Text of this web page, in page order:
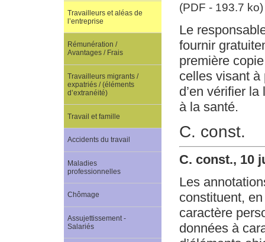
(PDF - 193.7 ko)
Le
fournir
première
celles visant à
d’en vérifier
à la santé.
C. const.
C. const., 10
Les
constituent,
caractère
données à
Travailleurs et aléas de
l’entreprise
Rémunération /
Avantages / Frais
Travailleurs migrants /
expatriés / (éléments
d’extranéité)
Travail et famille
Accidents du travail
Maladies
professionnelles
Chômage
Assujettissement -
Salariés